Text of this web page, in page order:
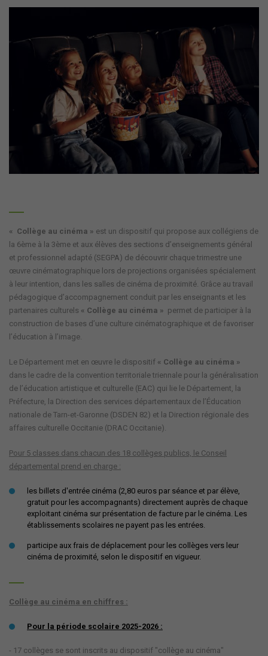
« Collège au cinéma » est un dispositif qui propose aux collégiens de
la 6ème à la 3ème et aux élèves des sections d’enseignements général
et professionnel adapté (SEGPA) de découvrir chaque trimestre une
œuvre cinématographique lors de projections organisées spécialement
à leur intention, dans les salles de cinéma de proximité. Grâce au travail
pédagogique d’accompagnement conduit par les enseignants et les
partenaires culturels « Collège au cinéma » permet de participer à la
construction de bases d’une culture cinématographique et de favoriser
l’éducation à l’image.
Le Département met en œuvre le dispositif « Collège au cinéma »
dans le cadre de la convention territoriale triennale pour la généralisation
de l’éducation artistique et culturelle (EAC) qui lie le Département, la
Préfecture, la Direction des services départementaux de l’Éducation
nationale de Tarn-et-Garonne (DSDEN 82) et la Direction régionale des
affaires culturelle Occitanie (DRAC Occitanie).
Pour 5 classes dans chacun des 18 collèges publics, le Conseil
départemental prend en charge :
les billets d'entrée cinéma (2,80 euros par séance et par élève,
gratuit pour les accompagnants) directement auprès de chaque
exploitant cinéma sur présentation de facture par le cinéma. Les
établissements scolaires ne payent pas les entrées.
participe aux frais de déplacement pour les collèges vers leur
cinéma de proximité, selon le dispositif en vigueur.
Collège au cinéma en chiffres :
Pour la période scolaire 2025-2026 :
- 17 collèges se sont inscrits au dispositif "collège au cinéma"